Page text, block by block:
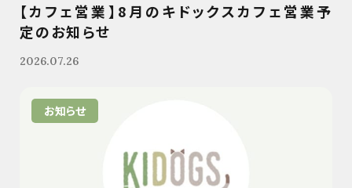
【カフェ営業】8月のキドックスカフェ営業予
定のお知らせ
2026.07.26
お知らせ